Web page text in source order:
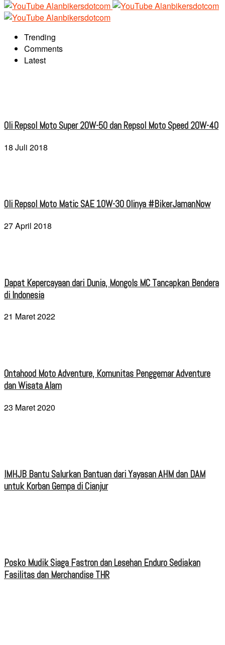
Trending
Comments
Latest
Oli Repsol Moto Super 20W-50 dan Repsol Moto Speed 20W-40
18 Juli 2018
Oli Repsol Moto Matic SAE 10W-30 Olinya #BikerJamanNow
27 April 2018
Dapat Kepercayaan dari Dunia, Mongols MC Tancapkan Bendera
di Indonesia
21 Maret 2022
Ontahood Moto Adventure, Komunitas Penggemar Adventure
dan Wisata Alam
23 Maret 2020
IMHJB Bantu Salurkan Bantuan dari Yayasan AHM dan DAM
untuk Korban Gempa di Cianjur
Posko Mudik Siaga Fastron dan Lesehan Enduro Sediakan
Fasilitas dan Merchandise THR